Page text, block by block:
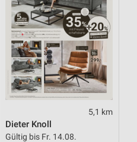
5,1 km
Dieter Knoll
Gültig bis Fr. 14.08.